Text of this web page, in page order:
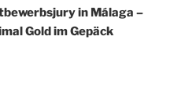
in Málaga –
Gold im Gepäck